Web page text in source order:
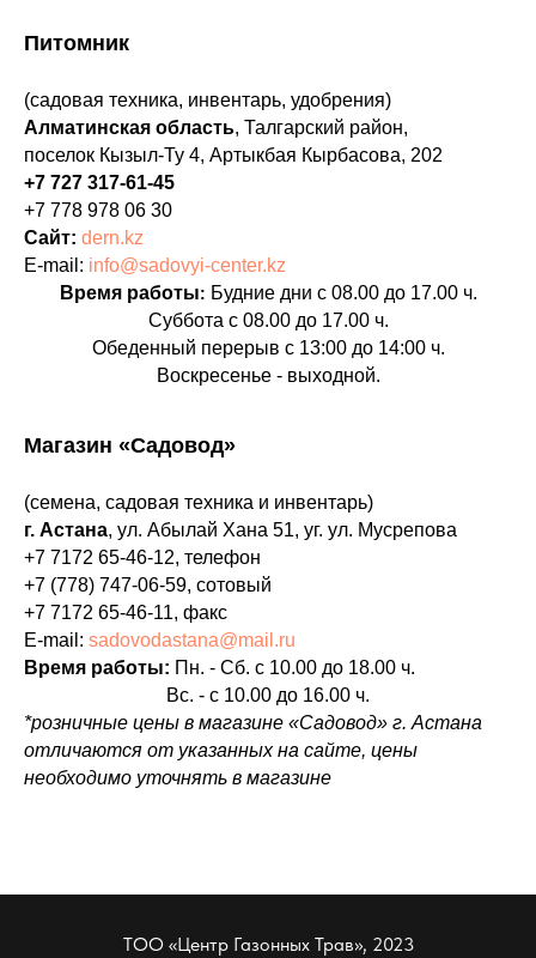
Питомник
(садовая техника, инвентарь, удобрения)
Алматинская область, Талгарский район,
поселок Кызыл-Ту 4, Артыкбая Кырбасова, 202
+7 727 317-61-45
+7 778 978 06 30
Сайт: dern.kz
E-mail: info@sadovyi-center.kz
Время работы: Будние дни с 08.00 до 17.00 ч.
Суббота с 08.00 до 17.00 ч.
Обеденный перерыв с 13:00 до 14:00 ч.
Воскресенье - выходной.
Магазин «Садовод»
(семена, садовая техника и инвентарь)
г. Астана, ул. Абылай Хана 51, уг. ул. Мусрепова
+7 7172 65-46-12, телефон
+7 (778) 747-06-59, сотовый
+7 7172 65-46-11, факс
E-mail: sadovodastana@mail.ru
Время работы: Пн. - Сб. с 10.00 до 18.00 ч.
Вс. - с 10.00 до 16.00 ч.
*розничные цены в магазине «Садовод» г. Астана
отличаются от указанных на сайте, цены
необходимо уточнять в магазине
ТОО «Центр Газонных Трав», 2023